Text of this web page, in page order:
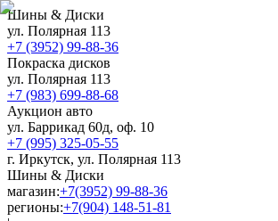
Шины & Диски
ул. Полярная 113
+7 (3952) 99-88-36
Покраска дисков
ул. Полярная 113
+7 (983) 699-88-68
Аукцион авто
ул. Баррикад 60д, оф. 10
+7 (995) 325-05-55
г. Иркутск, ул. Полярная 113
Шины & Диски
магазин:+7(3952) 99-88-36
регионы:+7(904) 148-51-81